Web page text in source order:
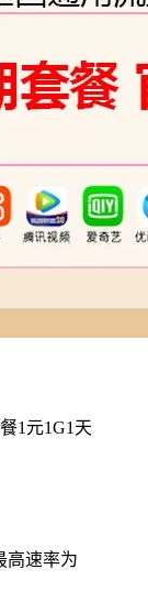
1元1G1天
高速率为